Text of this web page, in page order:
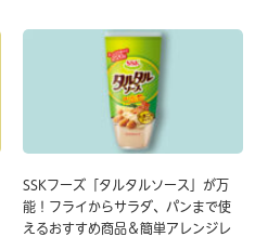
SSKフーズ「タルタルソース」が万
能！フライからサラダ、パンまで使
えるおすすめ商品＆簡単アレンジレ